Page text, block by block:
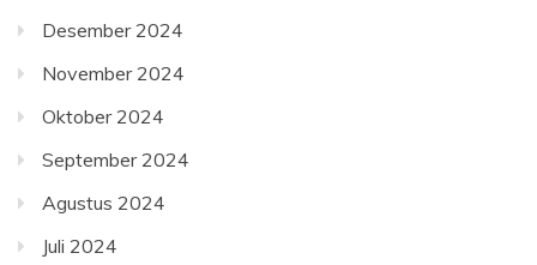
Desember 2024
November 2024
Oktober 2024
September 2024
Agustus 2024
Juli 2024